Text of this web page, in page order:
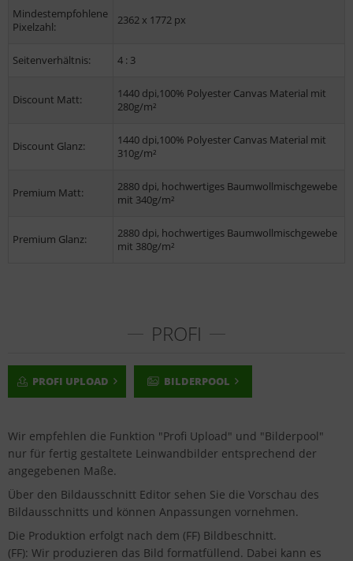
Mindestempfohlene
Pixelzahl:
2362 x 1772 px
Seitenverhältnis: 4 : 3
Discount Matt:
1440 dpi,100% Polyester Canvas Material mit
280g/m²
Discount Glanz:
1440 dpi,100% Polyester Canvas Material mit
310g/m²
Premium Matt:
2880 dpi, hochwertiges Baumwollmischgewebe
mit 340g/m²
Premium Glanz:
2880 dpi, hochwertiges Baumwollmischgewebe
mit 380g/m²
PROFI
PROFI UPLOAD BILDERPOOL
Wir empfehlen die Funktion "Profi Upload" und "Bilderpool"
nur für fertig gestaltete Leinwandbilder entsprechend der
angegebenen Maße.
Über den Bildausschnitt Editor sehen Sie die Vorschau des
Bildausschnitts und können Anpassungen vornehmen.
Die Produktion erfolgt nach dem (FF) Bildbeschnitt.
(FF): Wir produzieren das Bild formatfüllend. Dabei kann es